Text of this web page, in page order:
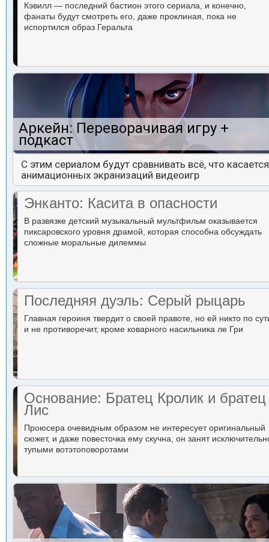
Кэвилл — последний бастион этого сериала, и конечно,
фанаты будут смотреть его, даже проклиная, пока не
испортился образ Геральта
Аркейн: Переворачивая игру +
подкаст
С этим сериалом будут сравнивать всё, что касается
анимационных экранизаций видеоигр
Энканто: Касита в опасности
В развязке детский музыкальный мультфильм оказывается
пиксаровского уровня драмой, которая способна обсуждать
сложные моральные дилеммы
Последняя дуэль: Серый рыцарь
Главная героиня твердит о своей правоте, но ей никто по
и не противоречит, кроме коварного насильника ле Гри
Основание: Братец Кролик и братец
Лис
Проюсера очевидным образом не интересует оригинальный
сюжет, и даже повесточка ему скучна, он занят
тупыми вотэтоповоротами